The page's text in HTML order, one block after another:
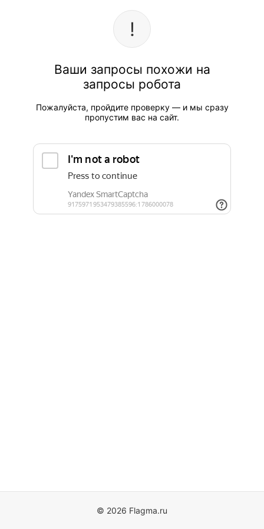
Ваши запросы похожи на
запросы робота
Пожалуйста, пройдите проверку — и мы сразу
пропустим вас на сайт.
© 2026 Flagma.ru